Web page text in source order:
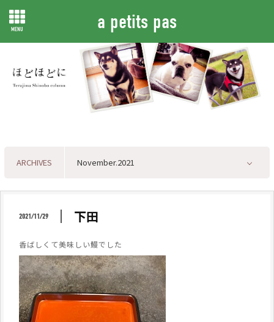
MENU a petits pas
ARCHIVES
2021/11/29 下田
香ばしくて美味しい鰻でした